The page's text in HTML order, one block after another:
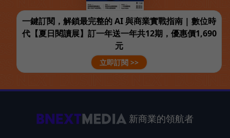
一鍵訂閱，解鎖最完整的 AI 與商業實戰指南 | 數位時
代【夏日閱讀展】訂一年送一年共12期，優惠價1,690
元
立即訂閱 >>
新商業的領航者